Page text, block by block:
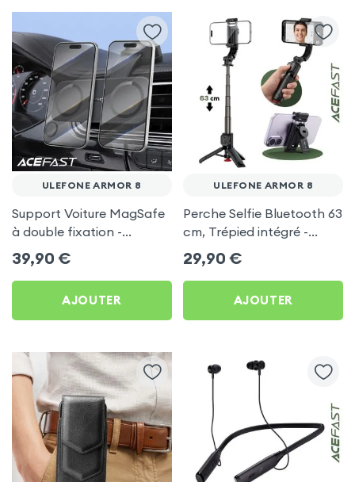
ULEFONE ARMOR 8
Support Voiture MagSafe
à double fixation -
Acefast pour Ulefone
Armor 8
39,90 €
AJOUTER
ULEFONE ARMOR 8
Perche Selfie Bluetooth 63
cm, Trépied intégré -
Acefast pour Ulefone
Armor 8
29,90 €
AJOUTER